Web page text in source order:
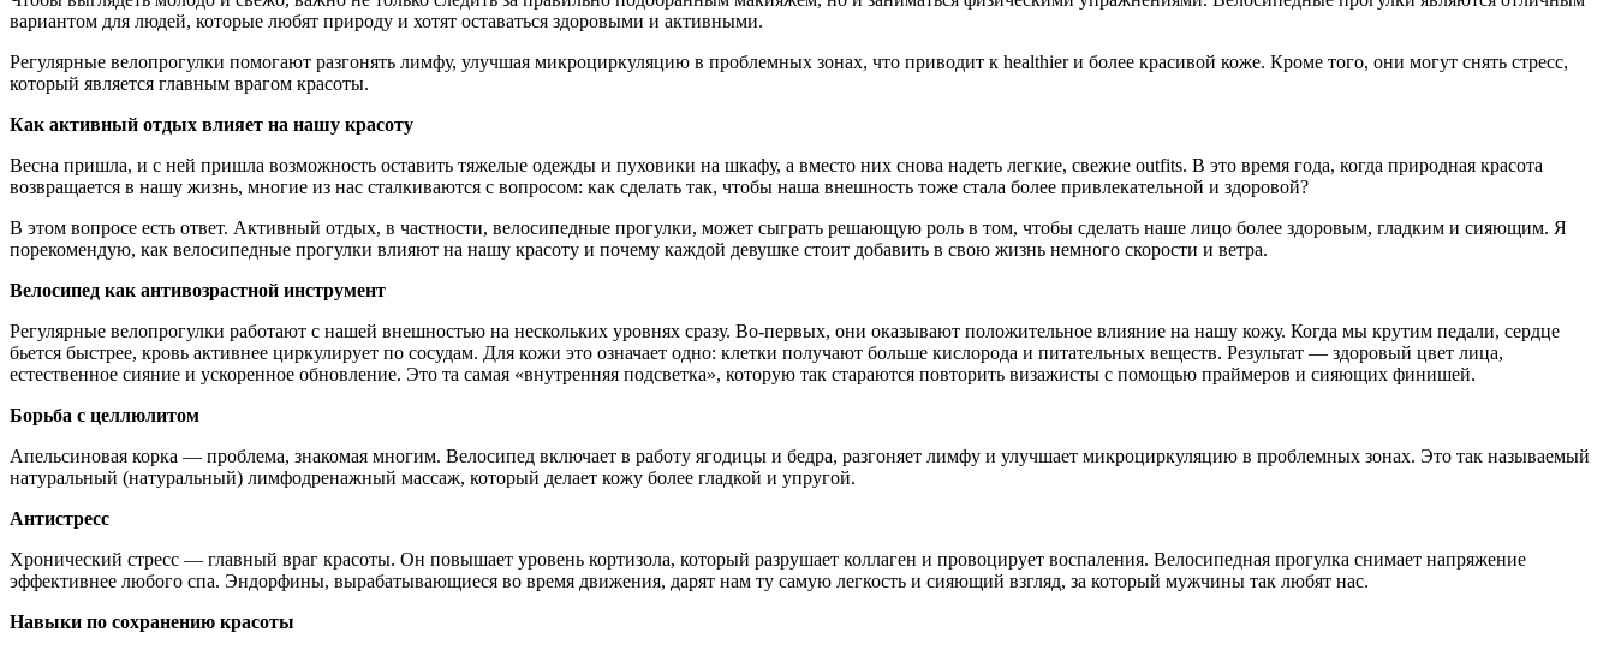
вариантом для людей, которые любят природу и хотят оставаться здоровыми и активными.
Регулярные велопрогулки помогают разгонять лимфу, улучшая микроциркуляцию в проблемных зонах, что приводит к healthier и более красивой коже. Кроме того, они могут снять стресс,
который является главным врагом красоты.
Как активный отдых влияет на нашу красоту
Весна пришла, и с ней пришла возможность оставить тяжелые одежды и пуховики на шкафу, а вместо них снова надеть легкие, свежие outfits. В это время года, когда природная красота
возвращается в нашу жизнь, многие из нас сталкиваются с вопросом: как сделать так, чтобы наша внешность тоже стала более привлекательной и здоровой?
В этом вопросе есть ответ. Активный отдых, в частности, велосипедные прогулки, может сыграть решающую роль в том, чтобы сделать наше лицо более здоровым, гладким и сияющим. Я
порекомендую, как велосипедные прогулки влияют на нашу красоту и почему каждой девушке стоит добавить в свою жизнь немного скорости и ветра.
Велосипед как антивозрастной инструмент
Регулярные велопрогулки работают с нашей внешностью на нескольких уровнях сразу. Во-первых, они оказывают положительное влияние на нашу кожу. Когда мы крутим педали, сердце
бьется быстрее, кровь активнее циркулирует по сосудам. Для кожи это означает одно: клетки получают больше кислорода и питательных веществ. Результат — здоровый цвет лица,
естественное сияние и ускоренное обновление. Это та самая «внутренняя подсветка», которую так стараются повторить визажисты с помощью праймеров и сияющих финишей.
Борьба с целлюлитом
Апельсиновая корка — проблема, знакомая многим. Велосипед включает в работу ягодицы и бедра, разгоняет лимфу и улучшает микроциркуляцию в проблемных зонах. Это так называемый
натуральный (натуральный) лимфодренажный массаж, который делает кожу более гладкой и упругой.
Антистресс
Хронический стресс — главный враг красоты. Он повышает уровень кортизола, который разрушает коллаген и провоцирует воспаления. Велосипедная прогулка снимает напряжение
эффективнее любого спа. Эндорфины, вырабатывающиеся во время движения, дарят нам ту самую легкость и сияющий взгляд, за который мужчины так любят нас.
Навыки по сохранению красоты